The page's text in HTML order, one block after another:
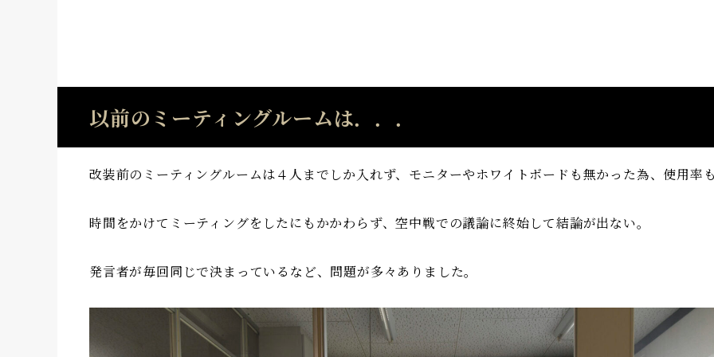
以前のミーティングルームは．．．
改装前のミーティングルームは４人までしか入れず、モニターやホワイトボードも無かった為、使用率
時間をかけてミーティングをしたにもかかわらず、空中戦での議論に終始して結論が出ない。
発言者が毎回同じで決まっているなど、問題が多々ありました。